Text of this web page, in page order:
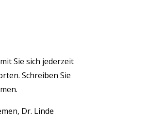
Sie sich jederzeit
Schreiben Sie
Dr. Linde